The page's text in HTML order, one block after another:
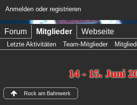
Anmelden oder registrieren
Forum Mitglieder Webseite
Letzte Aktivitäten Team-Mitglieder
14 - 15. Juni
Rock am Bahnwerk